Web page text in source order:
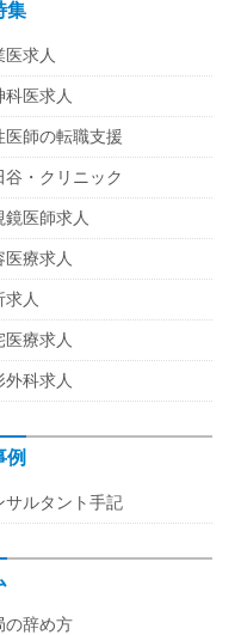
集
医求人
科医求人
医師の転職支援
谷・クリニック
鏡医師求人
医療求人
求人
医療求人
外科求人
例
サルタント手記
の辞め方